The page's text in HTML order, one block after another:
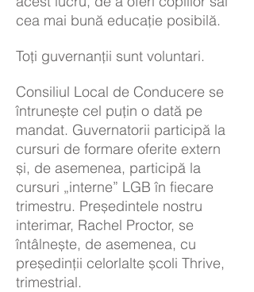
cea mai bună educație posibilă.
Toți guvernanții sunt voluntari.
Consiliul Local de Conducere se
întrunește cel puțin o dată pe
mandat. Guvernatorii participă la
cursuri de formare oferite extern
și, de asemenea, participă la
cursuri „interne” LGB în fiecare
trimestru. Președintele nostru
interimar, Rachel Proctor, se
întâlnește, de asemenea, cu
președinții celorlalte școli Thrive,
trimestrial.